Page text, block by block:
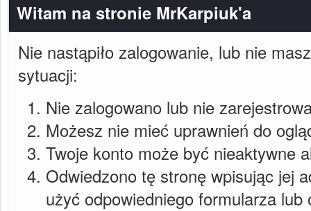
Witam na stronie MrKarpiuk'a
Nie nastąpiło zalogowanie, lub nie
sytuacji:
Nie zalogowano lub nie
Możesz nie mieć uprawnień do
Twoje konto może być nieaktywne
Odwiedzono tę stronę wpisując jej
użyć odpowiedniego formularza lub